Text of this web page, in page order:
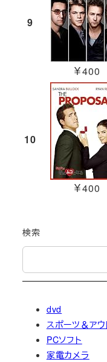
9
￥400
10
￥400
検索
dvd
スポーツ＆アウ
PCソフト
家電カメラ